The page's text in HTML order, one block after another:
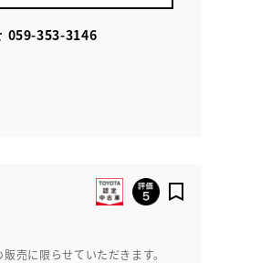
059-353-3146
売に限らせていただきます。